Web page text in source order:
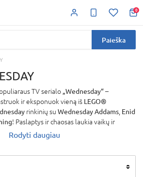
0
Paieška
TV serialo „Wednesday“–
ir eksponuok vieną iš LEGO®
rinkinių su Wednesday Addams Enid
! Paslaptys ir chaosas laukia vaikų ir
su šiais
LEGO rinkiniais
vartai
Rodyti daugiau